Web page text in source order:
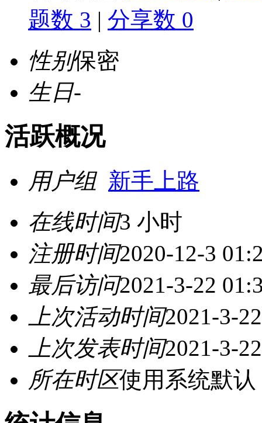
题数 3 | 分享数 0
性别保密
生日-
活跃概况
用户组 新手上路
在线时间3 小时
注册时间2020-12-3
最后访问2021-3-22
上次活动时间2021-3-
上次发表时间2021-3-
所在时区使用系统默认